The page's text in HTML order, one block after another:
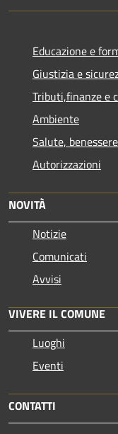
Educazione e
Giustizia e
Tributi,finanze e
Ambiente
Salute,
Autorizzazioni
NOVITÀ
Notizie
Comunicati
Avvisi
VIVERE IL COMUNE
Luoghi
Eventi
CONTATTI